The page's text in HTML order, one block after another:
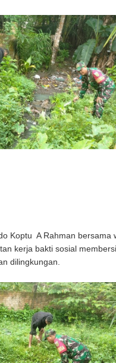
Koptu A Rahman bersama
kerja bakti sosial
dilingkungan.